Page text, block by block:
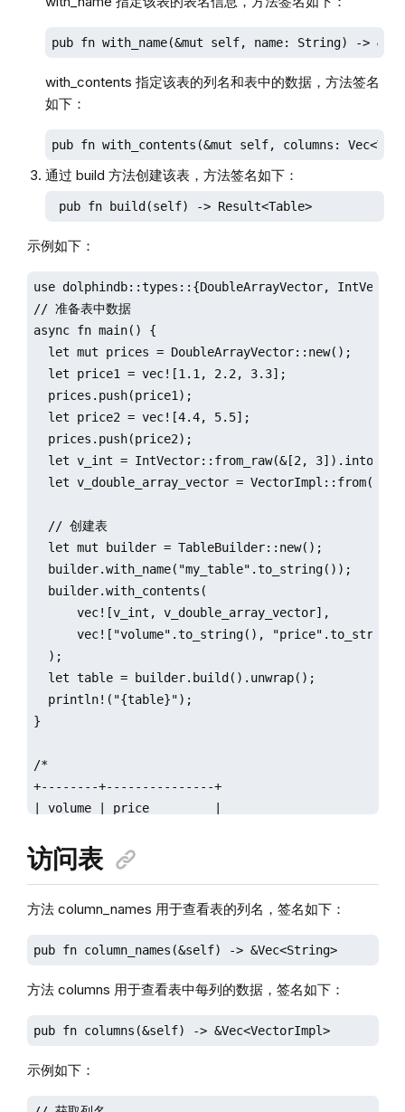
pub fn with_name(&mut self, name: String) ->
with_contents 指定该表的列名和表中的数据，方法签名
如下：
pub fn with_contents(&mut self, columns:
通过 build 方法创建该表，方法签名如下：
pub fn build(self) -> Result<Table>
示例如下：
use dolphindb::types::{DoubleArrayVector,
// 准备表中数据
async fn main() {
  let mut prices = DoubleArrayVector::new();
  let price1 = vec![1.1, 2.2, 3.3];
  prices.push(price1);
  let price2 = vec![4.4, 5.5];
  prices.push(price2);
  let v_int = IntVector::from_raw(&[2, 3]).into();
let v_double_array_vector =
  // 创建表
  let mut builder = TableBuilder::new();
  builder.with_name("my_table".to_string());
  builder.with_contents(
      vec![v_int, v_double_array_vector],
vec!["volume".to_string(),
  );
  let table = builder.build().unwrap();
  println!("{table}");
}
/*
+--------+---------------+
| volume | price         |
| 2      | [1.1,2.2,3.3] |
+--------+---------------+
+--------+---------------+
访问表
方法 column_names 用于查看表的列名，签名如下：
pub fn column_names(&self) -> &Vec<String>
方法 columns 用于查看表中每列的数据，签名如下：
pub fn columns(&self) -> &Vec<VectorImpl>
示例如下：